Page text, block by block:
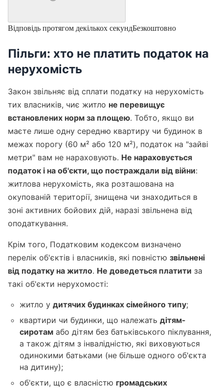
Відповідь протягом декількох секундБезкоштовно
Пільги: хто не платить податок на
нерухомість
Закон звільняє від сплати податку на нерухомість
тих власників, чиє житло не перевищує
встановлених норм за площею. Тобто, якщо ви
маєте лише одну середню квартиру чи будинок в
межах порогу (60 м² або 120 м²), податок на "зайві
метри" вам не нараховують. Не нараховується
податок і на об'єкти, що постраждали від війни:
житлова нерухомість, яка розташована на
окупованій території, знищена чи знаходиться в
зоні активних бойових дій, наразі звільнена від
оподаткування.
Крім того, Податковим кодексом визначено
перелік об'єктів і власників, які повністю звільнені
від податку на житло. Не доведеться платити за
такі об'єкти нерухомості:
житло у дитячих будинках сімейного типу;
квартири чи будинки, що належать дітям-
сиротам або дітям без батьківського піклування,
а також дітям з інвалідністю, які виховуються
одинокими батьками (не більше одного об'єкта
на дитину);
об'єкти, що є власністю громадських